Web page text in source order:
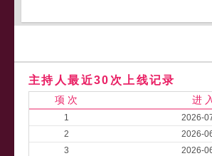
主持人最近30次上线记录
项 次 进
1
2026-
2
2026-
3
2026-